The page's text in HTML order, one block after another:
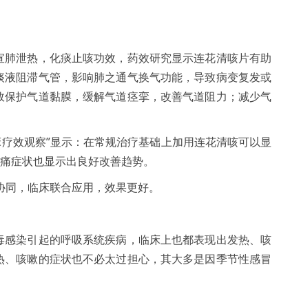
泄热，化痰止咳功效，药效研究显示连花清咳片有助
阻滞气管，影响肺之通气换气功能，导致病变复发或
护气道黏膜，缓解气道痉挛，改善气道阻力；减少气
效观察”显示：在常规治疗基础上加用连花清咳可以显
状也显示出良好改善趋势。
，临床联合应用，效果更好。
染引起的呼吸系统疾病，临床上也都表现出发热、咳
咳嗽的症状也不必太过担心，其大多是因季节性感冒